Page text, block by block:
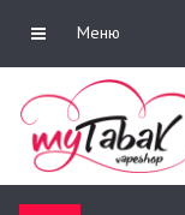
Меню